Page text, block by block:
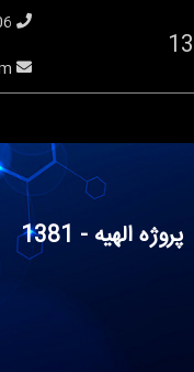
پروژه الهیه - 1381